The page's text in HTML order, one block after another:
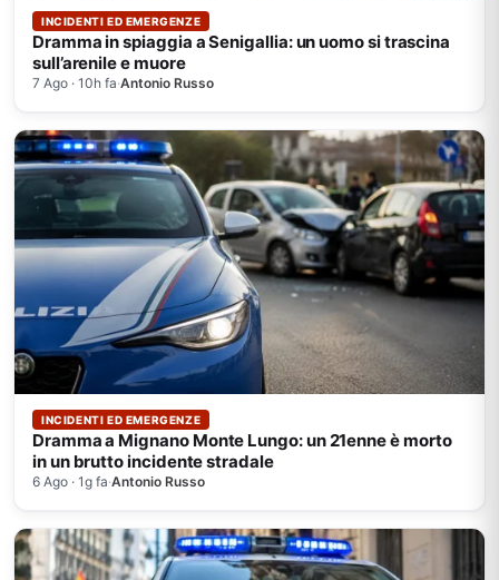
INCIDENTI ED EMERGENZE
Dramma in spiaggia a Senigallia: un uomo si trascina
sull’arenile e muore
7 Ago · 10h fa·Antonio Russo
INCIDENTI ED EMERGENZE
Dramma a Mignano Monte Lungo: un 21enne è morto
in un brutto incidente stradale
6 Ago · 1g fa·Antonio Russo